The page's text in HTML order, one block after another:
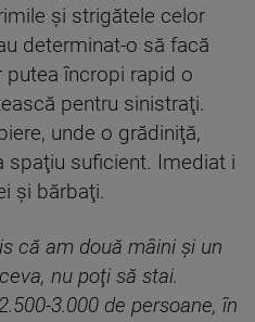
şi strigătele celor
determinat-o să facă
putea încropi rapid o
pentru sinistraţi.
unde o grădiniţă,
spaţiu suficient. Imediat i
şi bărbaţi.
că am două mâini şi un
nu poţi să stai.
3.000 de persoane, în